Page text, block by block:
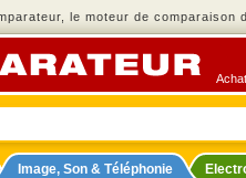
le moteur de comparaison
Image, Son & Téléphonie